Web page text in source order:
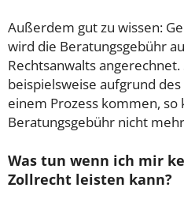
Außerdem gut zu wissen:
wird die Beratungsgebühr
Rechtsanwalts angerechnet.
beispielsweise aufgrund
einem Prozess kommen, so
Beratungsgebühr nicht
Was tun wenn ich mir
Zollrecht leisten kann?